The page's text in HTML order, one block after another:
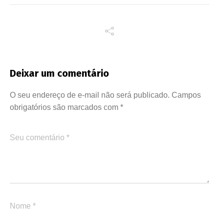
Deixar um comentário
O seu endereço de e-mail não será publicado. Campos
obrigatórios são marcados com *